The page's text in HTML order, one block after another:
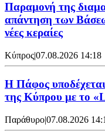
Παραμονή της
απάντηση των
νέες κεραίες
Κύπρος|07.08.2026 14:18
Η Πάφος
της Κύπρου με το
Παράθυρο|07.08.2026